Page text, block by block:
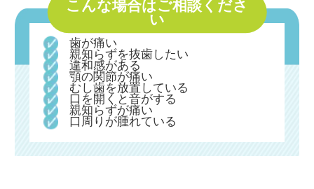
こんな場合はご相談くださ
い
歯が痛い
親知らずを抜歯したい
違和感がある
顎の関節が痛い
むし歯を放置している
口を開くと音がする
親知らずが痛い
口周りが腫れている